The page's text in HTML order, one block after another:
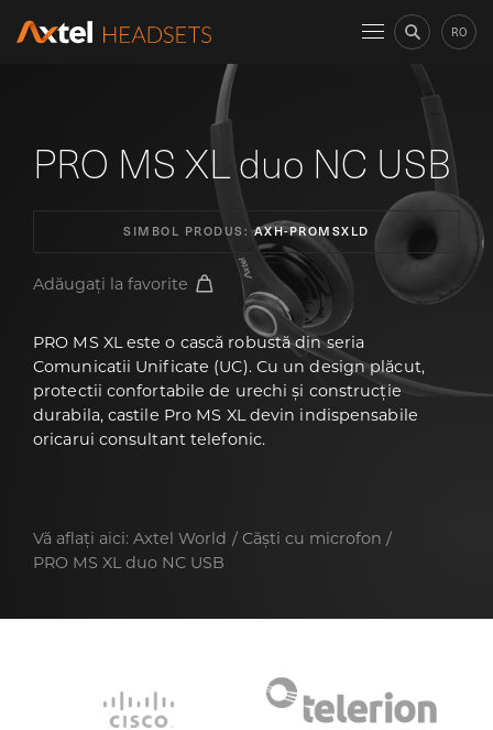
RO
PRO MS XL duo NC USB
SIMBOL PRODUS: AXH-PROMSXLD
Adăugați la favorite
PRO MS XL este o cască robustă din seria
Comunicatii Unificate (UC). Cu un design plăcut,
protectii confortabile de urechi și construcție
durabila, castile Pro MS XL devin indispensabile
oricarui consultant telefonic.
Vă aflați aici: Axtel World
Căști cu microfon
PRO MS XL duo NC USB